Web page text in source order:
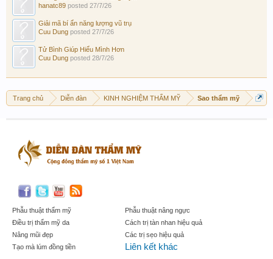
hanatc89 posted 27/7/26
Giải mã bí ẩn năng lượng vũ trụ
Cuu Dung posted 27/7/26
Tử Bình Giúp Hiểu Mình Hơn
Cuu Dung posted 28/7/26
Trang chủ Diễn đàn KINH NGHIỆM THẨM MỸ Sao thẩm mỹ
Phẫu thuật thẩm mỹ
Điều trị thẩm mỹ da
Nâng mũi đẹp
Tạo mà lúm đồng tiền
Phẫu thuật nâng ngực
Cách trị tàn nhan hiệu quả
Các trị sẹo hiệu quả
Liên kết khác